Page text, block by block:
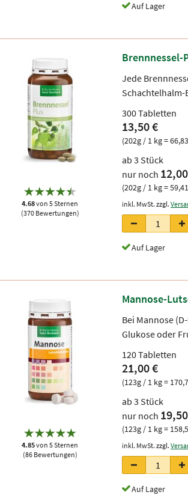
Auf Lager
4.68von 5 Sternen
(370 Bewertungen)
Jede
Schachtelhalm-
300 Tabletten
13,50 €
(202g / 1 kg =
ab 3 Stück
nur noch
(202g / 1 kg =
inkl. MwSt. zzgl.
Auf Lager
4.85von 5 Sternen
(86 Bewertungen)
Mannose-
Bei Mannose
Glukose oder
120 Tabletten
21,00 €
(123g / 1 kg =
ab 3 Stück
nur noch
(123g / 1 kg =
inkl. MwSt. zzgl.
Auf Lager